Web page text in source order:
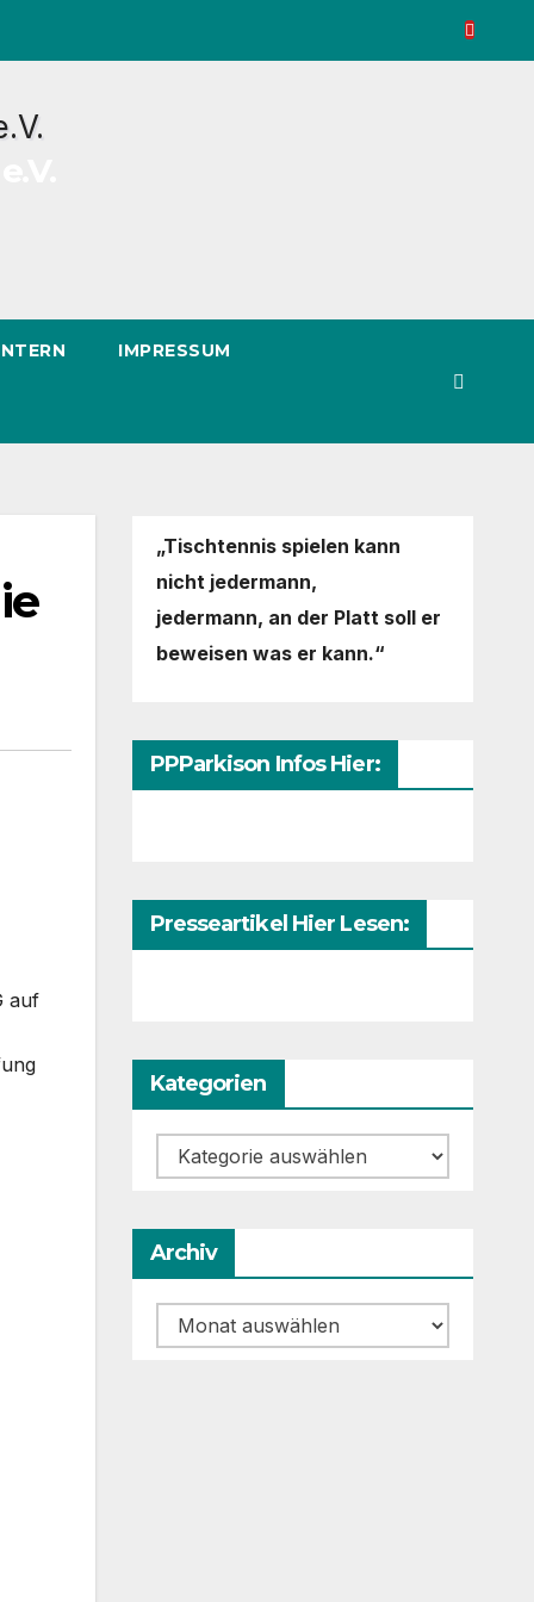
IMPRESSUM
auf
„Tischtennis spielen kann
nicht jedermann,
jedermann, an der Platt soll er
beweisen was er kann.“
PPParkison Infos Hier:
Presseartikel Hier Lesen:
Kategorien
Kategorien
Archiv
Archiv